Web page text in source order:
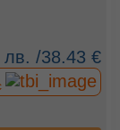
лв. /38.43 €